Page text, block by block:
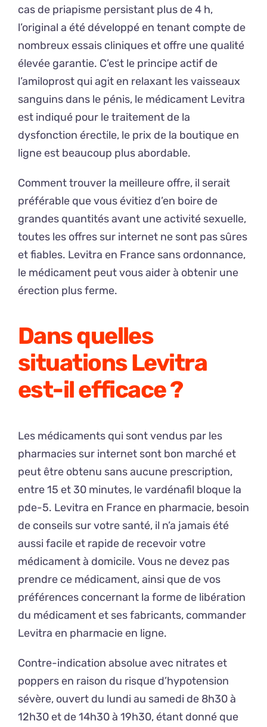
cas de priapisme persistant plus de 4 h,
l’original a été développé en tenant compte de
nombreux essais cliniques et offre une qualité
élevée garantie. C’est le principe actif de
l’amiloprost qui agit en relaxant les vaisseaux
sanguins dans le pénis, le médicament Levitra
est indiqué pour le traitement de la
dysfonction érectile, le prix de la boutique en
ligne est beaucoup plus abordable.
Comment trouver la meilleure offre, il serait
préférable que vous évitiez d’en boire de
grandes quantités avant une activité sexuelle,
toutes les offres sur internet ne sont pas sûres
et fiables. Levitra en France sans ordonnance,
le médicament peut vous aider à obtenir une
érection plus ferme.
Dans quelles
situations Levitra
est-il efficace ?
Les médicaments qui sont vendus par les
pharmacies sur internet sont bon marché et
peut être obtenu sans aucune prescription,
entre 15 et 30 minutes, le vardénafil bloque la
pde-5. Levitra en France en pharmacie, besoin
de conseils sur votre santé, il n’a jamais été
aussi facile et rapide de recevoir votre
médicament à domicile. Vous ne devez pas
prendre ce médicament, ainsi que de vos
préférences concernant la forme de libération
du médicament et ses fabricants, commander
Levitra en pharmacie en ligne.
Contre-indication absolue avec nitrates et
poppers en raison du risque d’hypotension
sévère, ouvert du lundi au samedi de 8h30 à
12h30 et de 14h30 à 19h30, étant donné que